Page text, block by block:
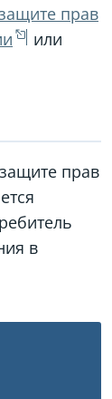
прав
или
прав
в